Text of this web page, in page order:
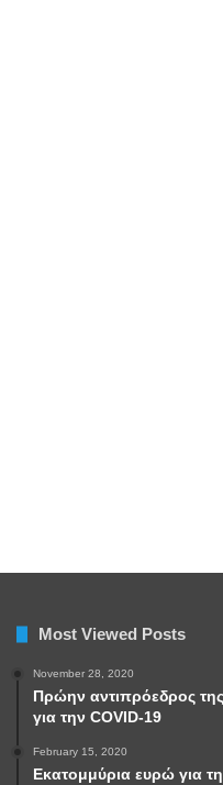
Most Viewed Posts
November 28, 2020
Πρώην αντιπρόεδρος
για την COVID-19
February 15, 2020
Εκατομμύρια ευρώ για